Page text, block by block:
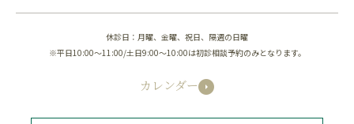
休診日：月曜、金曜、祝日、隔週の日曜
※平日10:00～11:00/土日9:00～10:00は初診相談予約のみとなります。
カレンダー